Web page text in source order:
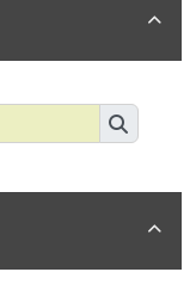

